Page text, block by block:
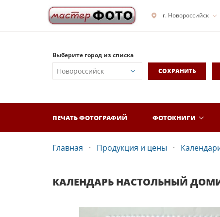
г. Новороссийск
Выберите город из списка
СОХРАНИТЬ
ПЕЧАТЬ ФОТОГРАФИЙ ФОТОКНИГИ
Главная Продукция и цены
КАЛЕНДАРЬ НАСТОЛЬНЫЙ